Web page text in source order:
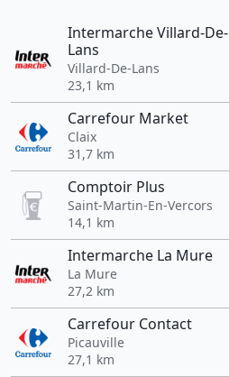
Intermarche Villard-De-
Lans
Villard-De-Lans
23,1 km
Carrefour Market
Claix
31,7 km
Comptoir Plus
Saint-Martin-En-Vercors
14,1 km
Intermarche La Mure
La Mure
27,2 km
Carrefour Contact
Picauville
27,1 km